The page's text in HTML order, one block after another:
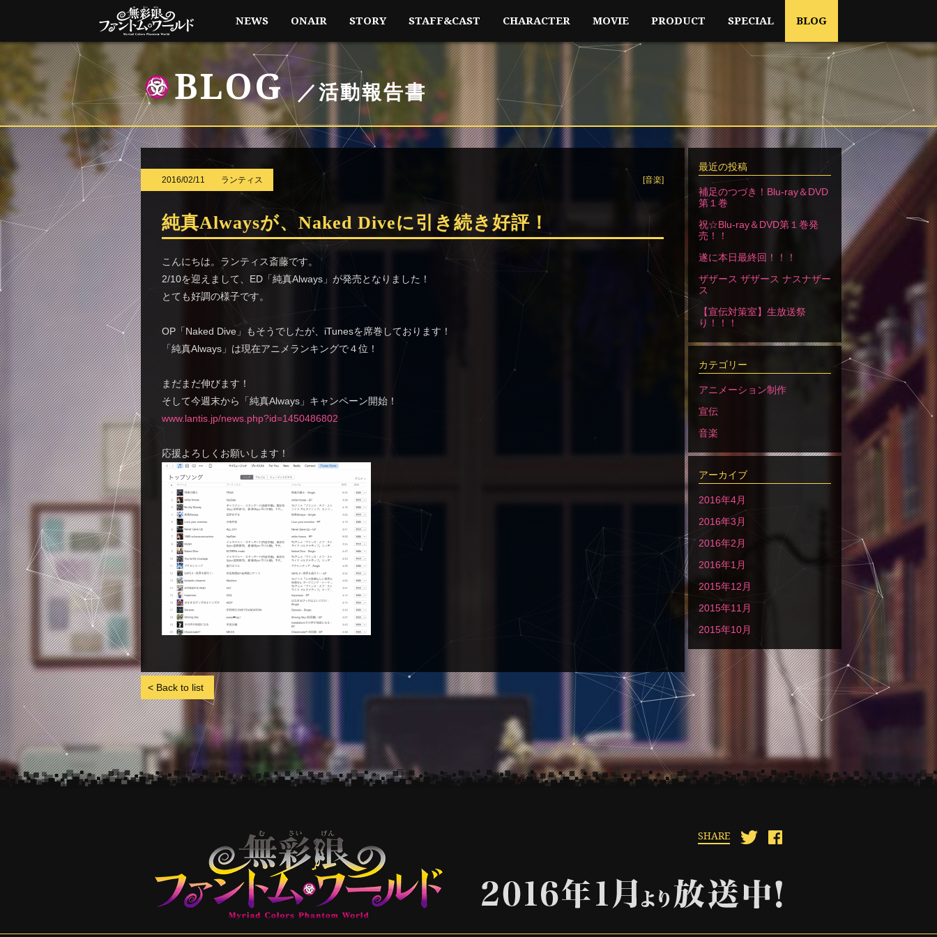
NEWS ONAIR STORY STAFF&CAST CHARACTER MOVIE PRODUCT SPECIAL BLOG
BLOG ／活動報告書
2016/02/11 ランティス [音楽]
純真Alwaysが、Naked Diveに引き続き好評！
こんにちは。ランティス斎藤です。
2/10を迎えまして、ED「純真Always」が発売となりました！
とても好調の様子です。
OP「Naked Dive」もそうでしたが、iTunesを席巻しております！
「純真Always」は現在アニメランキングで４位！
まだまだ伸びます！
そして今週末から「純真Always」キャンペーン開始！
www.lantis.jp/news.php?id=1450486802
応援よろしくお願いします！
< Back to list
最近の投稿
補足のつづき！Blu-ray＆DVD
第１巻
祝☆Blu-ray＆DVD第１巻発
売！！
遂に本日最終回！！！
ザザース ザザース ナスナザー
ス
【宣伝対策室】生放送祭
り！！！
カテゴリー
アニメーション制作
宣伝
音楽
アーカイブ
2016年4月
2016年3月
2016年2月
2016年1月
2015年12月
2015年11月
2015年10月
SHARE